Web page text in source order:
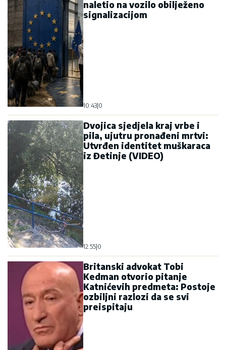
naletio na vozilo obilježeno
signalizacijom
10:43 0
Dvojica sjedjela kraj vrbe i
pila, ujutru pronađeni mrtvi:
Utvrđen identitet muškaraca
iz Đetinje (VIDEO)
12:55 0
Britanski advokat Tobi
Kedman otvorio pitanje
Katnićevih predmeta: Postoje
ozbiljni razlozi da se svi
preispitaju